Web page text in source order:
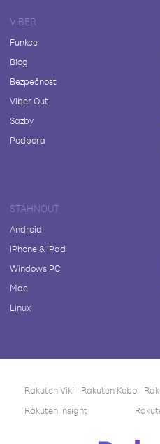
VIBER
Funkce
Blog
Bezpečnost
Viber Out
Sazby
Podpora
STÁHNOUT
Android
iPhone & iPad
Windows PC
Mac
Linux
Rakuten Viki Rakuten Kobo
Rakuten Insight